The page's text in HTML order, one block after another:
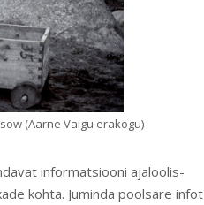
(Aarne Vaigu erakogu)
informatsiooni ajaloolis-
kohta. Juminda poolsare infot